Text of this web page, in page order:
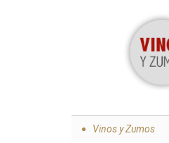
Vinos y Zumos